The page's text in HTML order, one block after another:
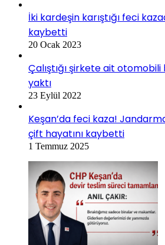
İki kardeşin karıştığı feci
kaybetti
20 Ocak 2023
Çalıştığı şirkete ait
yaktı
23 Eylül 2022
Keşan’da feci kaza!
çift hayatını kaybetti
1 Temmuz 2025